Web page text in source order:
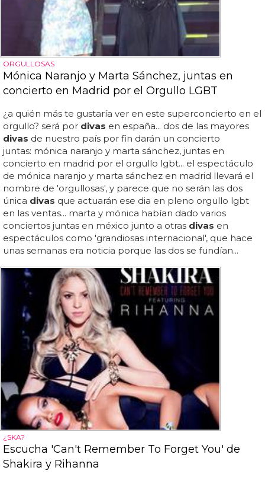
ORGULLOSAS
Mónica Naranjo y Marta Sánchez, juntas en
concierto en Madrid por el Orgullo LGBT
¿a quién más te gustaría ver en este superconcierto en el
orgullo? será por divas en españa... dos de las mayores
divas de nuestro país por fin darán un concierto
juntas: mónica naranjo y marta sánchez, juntas en
concierto en madrid por el orgullo lgbt... el espectáculo
de mónica naranjo y marta sánchez en madrid llevará el
nombre de 'orgullosas', y parece que no serán las dos
única divas que actuarán ese dia en pleno orgullo lgbt
en las ventas... marta y mónica habían dado varios
conciertos juntas en méxico junto a otras divas en
espectáculos como 'grandiosas internacional', que hace
unas semanas era noticia porque las dos se fundían...
¿SKA?
Escucha 'Can't Remember To Forget You' de
Shakira y Rihanna